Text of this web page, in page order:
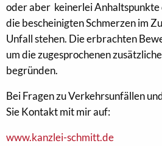
oder aber keinerlei
die bescheinigten Schmerzen im
Unfall stehen. Die erbrachten
um die zugesprochenen
begründen.
Bei Fragen zu Verkehrsunfällen
Sie Kontakt mit mir auf:
www.kanzlei-schmitt.de